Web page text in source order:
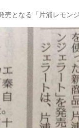
売となる「片浦レモン